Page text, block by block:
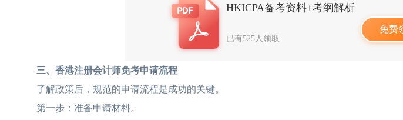
HKICPA备考资料+考纲解析
已有525人领取
免费
三、香港注册会计师免考申请流程
了解政策后，规范的申请流程是成功的关键。
第一步：准备申请材料。